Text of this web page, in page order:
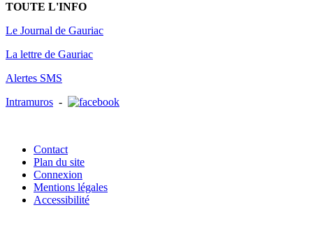
TOUTE L'INFO
Le Journal de Gauriac
La lettre de Gauriac
Alertes SMS
Intramuros -
Contact
Plan du site
Connexion
Mentions légales
Accessibilité